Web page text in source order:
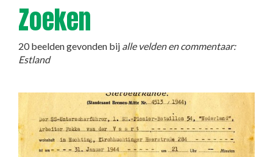
Zoeken
20 beelden gevonden bij alle velden en commentaar:
Estland